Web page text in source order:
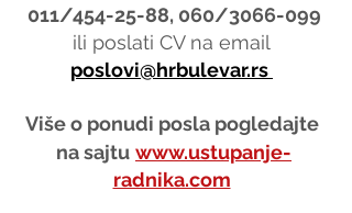
011/454-25-88, 060/3066-099
ili poslati CV na email
poslovi@hrbulevar.rs
Više o ponudi posla pogledajte
na sajtu www.ustupanje-
radnika.com